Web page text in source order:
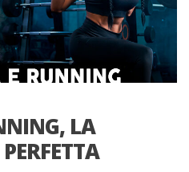
LA